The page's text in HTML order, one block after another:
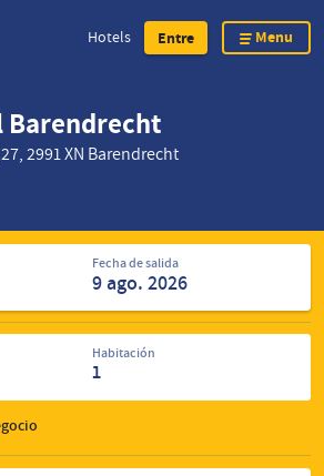
Hotels Entre Menu
Barendrecht
2991 XN Barendrecht
Fecha de salida
Habitación
1